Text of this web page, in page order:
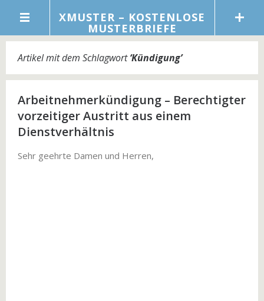
XMUSTER – KOSTENLOSE
MUSTERBRIEFE
Artikel mit dem Schlagwort‘Kündigung’
Arbeitnehmerkündigung – Berechtigter
vorzeitiger Austritt aus einem
Dienstverhältnis
Sehr geehrte Damen und Herren,